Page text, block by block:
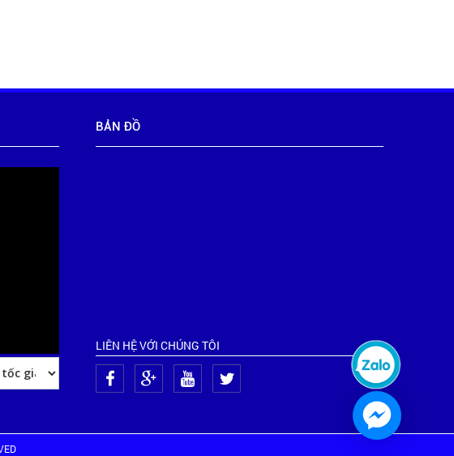
BẢN ĐỒ
LIÊN HỆ VỚI CHÚNG TÔI